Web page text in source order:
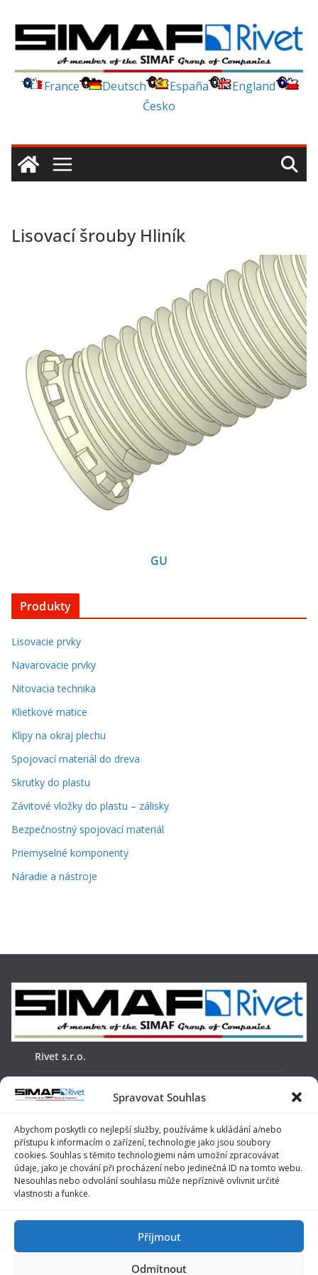
Spravovat Souhlas
Abychom poskytli co nejlepší služby, používáme k ukládání a/nebo
přístupu k informacím o zařízení, technologie jako jsou soubory
cookies. Souhlas s těmito technologiemi nám umožní zpracovávat
údaje, jako je chování při procházení nebo jedinečná ID na tomto webu.
Nesouhlas nebo odvolání souhlasu může nepříznivě ovlivnit určité
vlastnosti a funkce.
Příjmout
Odmítnout
content
France Deutsch España
England
Česko
Lisovací šrouby Hliník
GU
Produkty
Lisovacie prvky
Navarovacie prvky
Nitovacia technika
Klietkové matice
Klipy na okraj plechu
Spojovací materiál do dreva
Skrutky do plastu
Závitové vložky do plastu – zálisky
Bezpečnostný spojovací materiál
Priemyselné komponenty
Náradie a nástroje
Rivet s.r.o.
Žabinská 18
telefon: +421 32 6522442
e-mail:info@rivet.sk